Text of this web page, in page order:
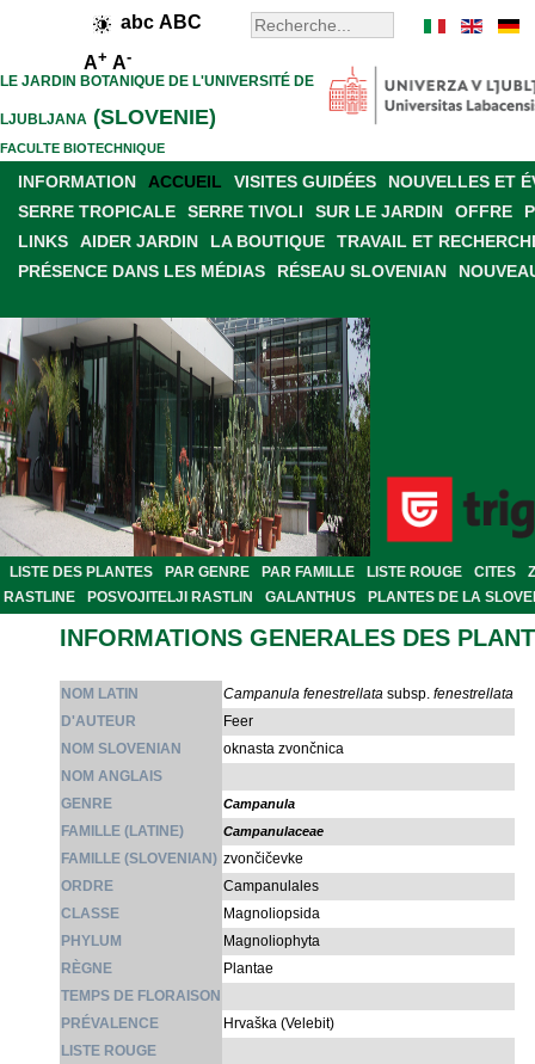
abc ABC
A+ A-
LE JARDIN BOTANIQUE DE L'UNIVERSITÉ DE
LJUBLJANA (SLOVENIE)
FACULTE BIOTECHNIQUE
INFORMATION ACCUEIL VISITES GUIDÉES
NOUVELLES ET
SERRE TROPICALE
SERRE TIVOLI SUR LE JARDIN OFFRE
LINKS
AIDER JARDIN LA BOUTIQUE
TRAVAIL ET
PRÉSENCE DANS LES MÉDIAS
RÉSEAU SLOVENIAN
LISTE DES PLANTES PAR GENRE PAR FAMILLE LISTE ROUGE CITES
RASTLINE
POSVOJITELJI RASTLIN GALANTHUS PLANTES DE LA
INFORMATIONS GENERALES DES
NOM LATIN Campanula fenestrellata subsp. fenestrellata
D'AUTEUR
Feer
NOM SLOVENIAN
oknasta zvončnica
NOM ANGLAIS
GENRE
Campanula
FAMILLE (LATINE) Campanulaceae
FAMILLE (SLOVENIAN) zvončičevke
ORDRE
Campanulales
CLASSE
Magnoliopsida
PHYLUM
Magnoliophyta
RÈGNE
Plantae
TEMPS DE FLORAISON
PRÉVALENCE
Hrvaška (Velebit)
LISTE ROUGE